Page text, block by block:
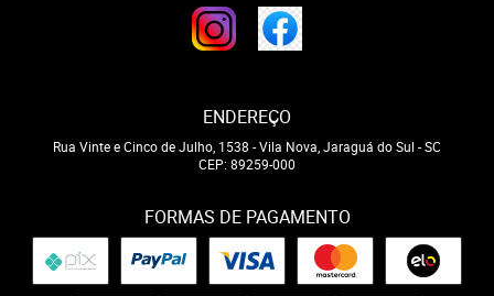
ENDEREÇO
Rua Vinte e Cinco de Julho, 1538 -Vila Nova, Jaraguá do Sul -SC
CEP: 89259-000
FORMAS DE PAGAMENTO